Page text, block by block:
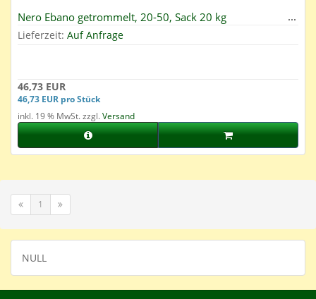
Nero Ebano getrommelt, 20-50, Sack 20 kg
Lieferzeit: Auf Anfrage
46,73 EUR
46,73 EUR pro Stück
inkl. 19 % MwSt. zzgl.Versand
1
NULL